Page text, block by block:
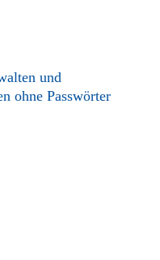
und
ohne Passwörter